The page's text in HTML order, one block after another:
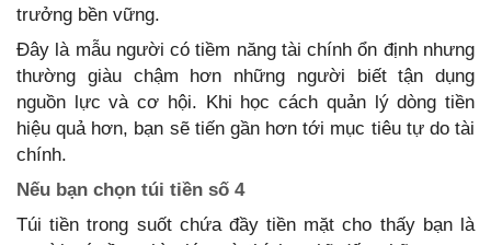
trưởng bền vững.
Đây là mẫu người có tiềm năng tài chính ổn định nhưng
thường giàu chậm hơn những người biết tận dụng
nguồn lực và cơ hội. Khi học cách quản lý dòng tiền
hiệu quả hơn, bạn sẽ tiến gần hơn tới mục tiêu tự do tài
chính.
Nếu bạn chọn túi tiền số 4
Túi tiền trong suốt chứa đầy tiền mặt cho thấy bạn là